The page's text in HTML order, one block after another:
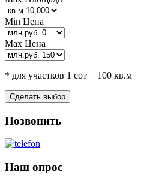
Min Цена
Max Цена
* для участков 1 сот = 100 кв.м
Позвонить
Наш опрос